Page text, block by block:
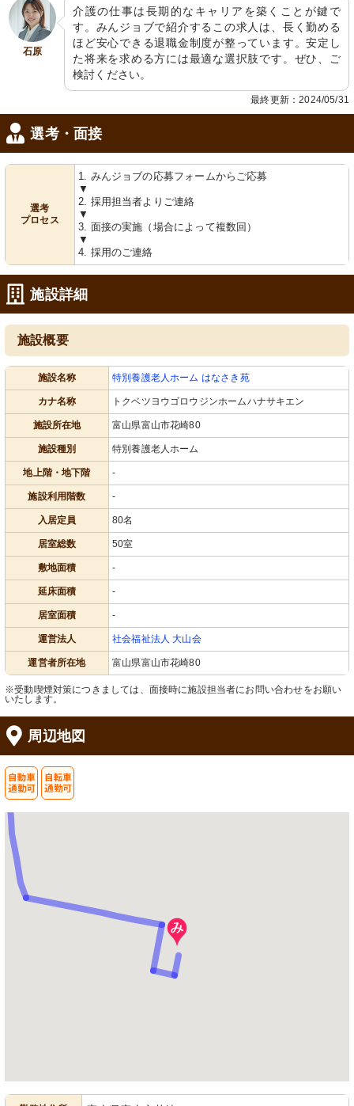
石原
介護の仕事は長期的なキャリアを築くことが鍵で
す。みんジョブで紹介するこの求人は、長く勤める
ほど安心できる退職金制度が整っています。安定し
た将来を求める方には最適な選択肢です。ぜひ、ご
検討ください。
最終更新：2024/05/31
選考・面接
選考
プロセス
1. みんジョブの応募フォームからご応募
▼
2. 採用担当者よりご連絡
▼
3. 面接の実施（場合によって複数回）
▼
4. 採用のご連絡
施設詳細
施設概要
施設名称 特別養護老人ホーム はなさき苑
カナ名称 トクベツヨウゴロウジンホームハナサキエン
施設所在地 富山県富山市花崎80
施設種別 特別養護老人ホーム
地上階・地下階 -
施設利用階数 -
入居定員 80名
居室総数 50室
敷地面積 -
延床面積 -
居室面積 -
運営法人 社会福祉法人 大山会
運営者所在地 富山県富山市花崎80
※受動喫煙対策につきましては、面接時に施設担当者にお問い合わせをお願い
いたします。
周辺地図